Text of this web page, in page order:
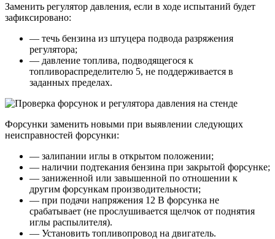
Заменить регулятор давления, если в ходе испытаний будет
зафиксировано:
— течь бензина из штуцера подвода разряжения
регулятора;
— давление топлива, подводящегося к
топливораспределителю 5, не поддерживается в
заданных пределах.
Форсунки заменить новыми при выявлении следующих
неисправностей форсунки:
— залипании иглы в открытом положении;
— наличии подтекания бензина при закрытой форсунке;
— заниженной или завышенной по отношении к
другим форсункам производительности;
— при подачи напряжения 12 В форсунка не
срабатывает (не прослушивается щелчок от поднятия
иглы распылителя).
— Установить топливопровод на двигатель.